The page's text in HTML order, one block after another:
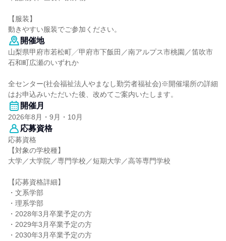
【服装】
動きやすい服装でご参加ください。
開催地
山梨県甲府市若松町╱甲府市下飯田／南アルプス市桃園／笛吹市
石和町広瀬のいずれか
全センター(社会福祉法人やまなし勤労者福祉会)※開催場所の詳細
はお申込みいただいた後、改めてご案内いたします。
開催月
2026年8月・9月・10月
応募資格
応募資格
【対象の学校種】
大学／大学院／専門学校／短期大学／高等専門学校
【応募資格詳細】
・文系学部
・理系学部
・2028年3月卒業予定の方
・2029年3月卒業予定の方
・2030年3月卒業予定の方